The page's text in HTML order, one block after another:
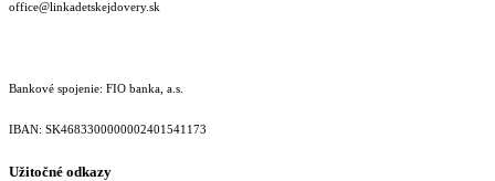
office@linkadetskejdovery.sk
Bankové spojenie: FIO banka, a.s.
IBAN: SK46833000000­02401541173
Užitočné odkazy